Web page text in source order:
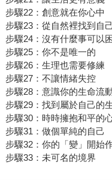
步驟22：創意就在你
步驟23：從自然裡找
步驟24：沒有什麼事
步驟25：你不是唯一
步驟26：生理也需要
步驟27：不讓情緒失
步驟28：意識你的生
步驟29：找到屬於自
步驟30：時時擁抱和
步驟31：做個單純的
步驟32：你的「變」
步驟33：未可名的境